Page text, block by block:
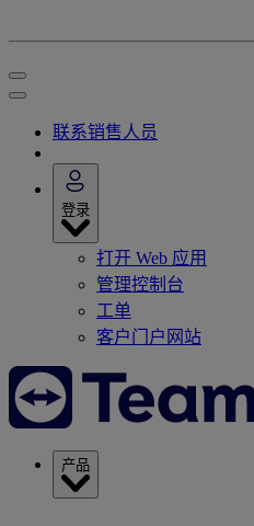
联系销售人员
登录
打开 Web 应用
管理控制台
工单
客户门户网站
产品